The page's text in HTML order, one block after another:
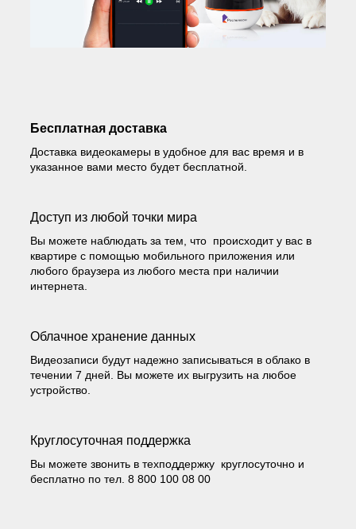
Бесплатная доставка
Доставка видеокамеры в удобное для вас время и в
указанное вами место будет бесплатной.
Доступ из любой точки мира
Вы можете наблюдать за тем, что происходит у вас в
квартире с помощью мобильного приложения или
любого браузера из любого места при наличии
интернета.
Облачное хранение данных
Видеозаписи будут надежно записываться в облако в
течении 7 дней. Вы можете их выгрузить на любое
устройство.
Круглосуточная поддержка
Вы можете звонить в техподдержку круглосуточно и
бесплатно по тел. 8 800 100 08 00